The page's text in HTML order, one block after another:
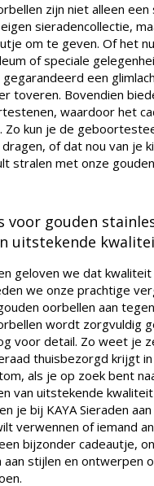
zijn niet alleen
sieradencollectie,
om te geven. Of het
of speciale
een
toveren. Bovendien
waardoor het
Zo kun je de
of dat nou van je
stralen met onze
voor gouden
uitstekende
geloven we dat
we onze prachtige
oorbellen aan
wordt zorgvuldig
voor detail. Zo weet je
thuisbezorgd krijgt
als je op zoek bent
van uitstekende
je bij KAYA Sieraden
verwennen of iemand
bijzonder cadeautje,
aan stijlen en ontwerpen